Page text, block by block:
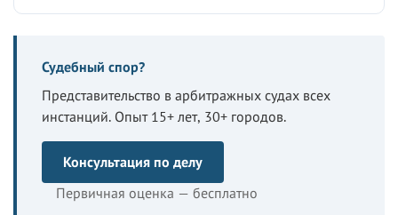
Судебный спор?
Представительство в арбитражных судах всех
инстанций. Опыт 15+ лет, 30+ городов.
Консультация по делу
Первичная оценка — бесплатно